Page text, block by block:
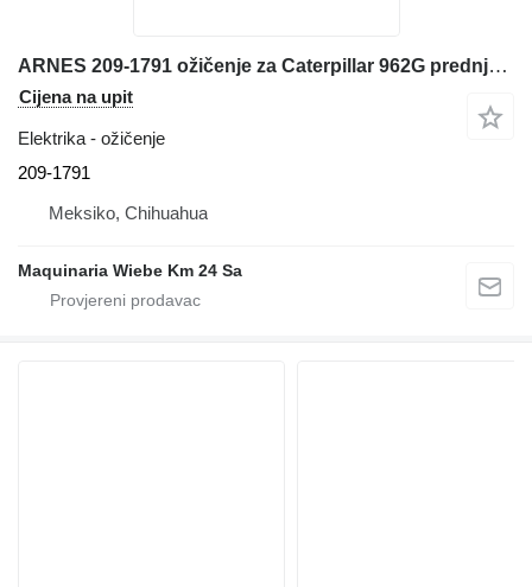
ARNES 209-1791 ožičenje za Caterpillar 962G prednjeg utovarivača
Cijena na upit
Elektrika - ožičenje
209-1791
Meksiko, Chihuahua
Maquinaria Wiebe Km 24 Sa